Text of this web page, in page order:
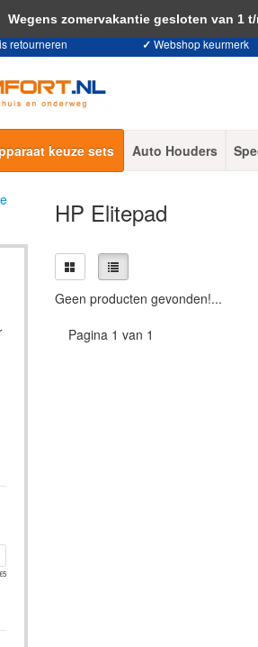
retourneren ✓ Webshop keurmerk
keuze sets Auto Houders
5
HP Elitepad
Geen producten gevonden!...
Pagina 1 van 1
onze website, ga je akkoord met het gebruik
Wegens zomervakantie gesloten van 1 t/